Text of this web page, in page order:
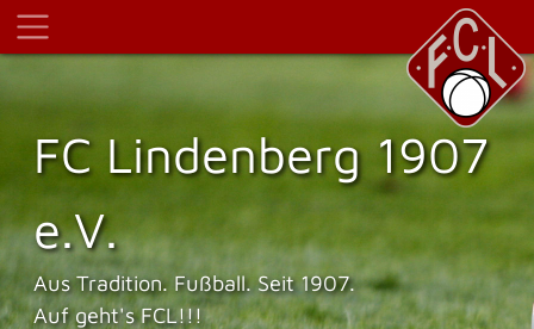
FC Lindenberg 1907
e.V.
Aus Tradition. Fußball. Seit 1907.
Auf geht's FCL!!!